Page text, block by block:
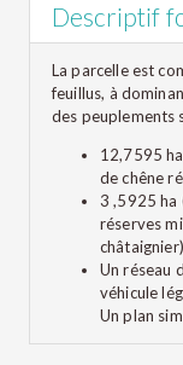
Descriptif
La parcelle est
feuillus, à
des peuplements
12,7595
de chêne
3 ,5925 ha
réserves
Un réseau
véhicule
Un plan